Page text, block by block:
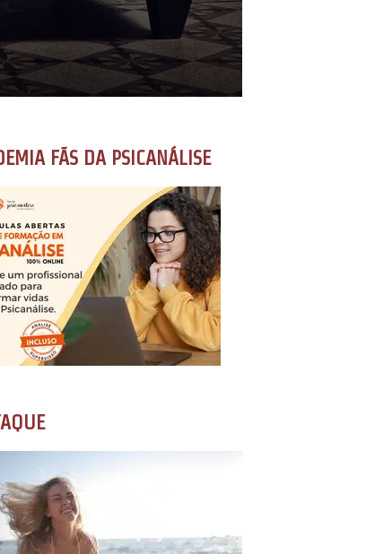
FÃS DA PSICANÁLISE